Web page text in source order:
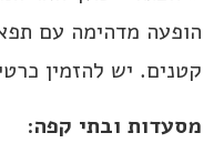
הופעה מדהימה עם
קטנים. יש להזמין
מסעדות ובתי קפה: